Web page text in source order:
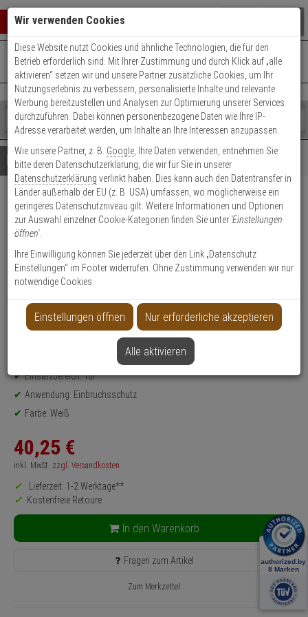
Warenkorb schließen
0 ARTIKEL IM WARENKORB
Ihr Warenkorb ist momentan leer.
Ergebnisse ()
Fertig
Shop
durchsuchen
Bitte
geben
Sie
mindestens
Zeichen
ein,
um
Suche
Es
wurde
noch
Kategorien
Suche
gestartet
+49 (0)821 899 493-0Mo. - Do.: 8:00 - 16:30 | Fr.: 8:00 - 14:00 Uhr
Kontaktservice nutzen
Details Beratung
ABUS Außenrosette für
TSS550 weiß, B-Ware
Produktmerkmale B-Ware
Siegel gebrochen
Zubehörartikel, Schutzrosette - Modell: TSS550
Einsatzbereich: Tür
Anwendung: Einbruchsschutz
Farbe: Weiß
40,25 €
inkl. MwSt. zzgl. Versandkosten
Lieferzeit: 1-2 Werktage**
Kostenfreie Retoure
In den Warenkorb
Fragen zum Artikel
Zum Merkzettel
Wir verwenden Cookies
Diese Website nutzt Cookies und ähnliche Technologien, die für den
Betrieb erforderlich sind. Mit Ihrer Zustimmung und durch Klick auf „alle
aktivieren“ setzen wir und unsere Partner zusätzliche Cookies, um Ihr
Nutzungserlebnis zu verbessern, personalisierte Inhalte und relevante
Werbung bereitzustellen und Analysen zur Optimierung unserer Services
durchzuführen. Dabei können personenbezogene Daten wie Ihre IP-
Adresse verarbeitet werden, um Inhalte an Ihre Interessen anzupassen.
Wie unsere Partner, z. B. Google , Ihre Daten verwenden, entnehmen Sie
bitte deren Datenschutzerklärung, die wir für Sie in unserer
Datenschutzerklärung verlinkt haben. Dies kann auch den Datentransfer in
Länder außerhalb der EU (z. B. USA) umfassen, wo möglicherweise ein
geringeres Datenschutzniveau gilt. Weitere Informationen und Optionen
zur Auswahl einzelner Cookie-Kategorien finden Sie unter 'Einstellungen
öffnen'.
Ihre Einwilligung können Sie jederzeit über den Link „Datenschutz
Einstellungen“ im Footer widerrufen. Ohne Zustimmung verwenden wir nur
notwendige Cookies.
Einstellungen öffnen Nur erforderliche akzeptieren
Alle aktivieren